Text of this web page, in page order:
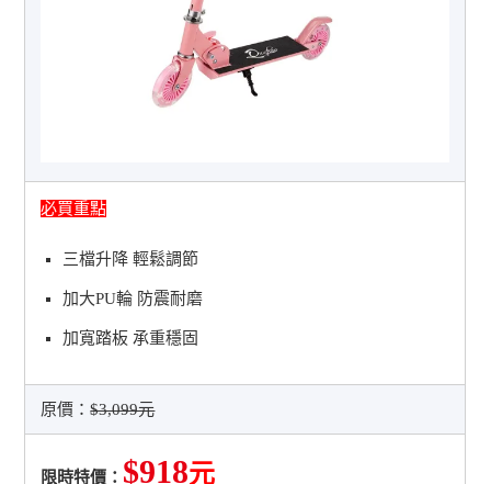
必買重點
三檔升降 輕鬆調節
加大PU輪 防震耐磨
加寬踏板 承重穩固
原價：$3,099元
限時特價： $918元